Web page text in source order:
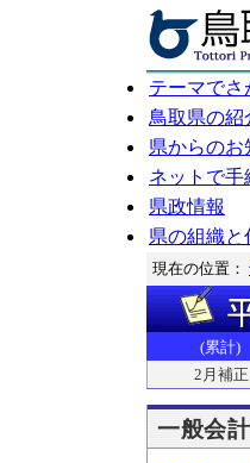
テーマでさ
鳥取県の紹
県からのお
ネットで手
県政情報
県の組織と
現在の位置：
(累計)
2月補正
一般会計